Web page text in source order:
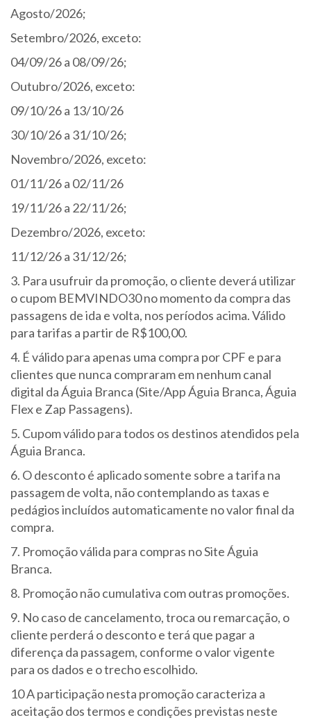
Agosto/2026;
Setembro/2026, exceto:
04/09/26 a 08/09/26;
Outubro/2026, exceto:
09/10/26 a 13/10/26
30/10/26 a 31/10/26;
Novembro/2026, exceto:
01/11/26 a 02/11/26
19/11/26 a 22/11/26;
Dezembro/2026, exceto:
11/12/26 a 31/12/26;
3. Para usufruir da promoção, o cliente deverá utilizar
o cupom BEMVINDO30 no momento da compra das
passagens de ida e volta, nos períodos acima. Válido
para tarifas a partir de R$100,00.
4. É válido para apenas uma compra por CPF e para
clientes que nunca compraram em nenhum canal
digital da Águia Branca (Site/App Águia Branca, Águia
Flex e Zap Passagens).
5. Cupom válido para todos os destinos atendidos pela
Águia Branca.
6. O desconto é aplicado somente sobre a tarifa na
passagem de volta, não contemplando as taxas e
pedágios incluídos automaticamente no valor final da
compra.
7. Promoção válida para compras no Site Águia
Branca.
8. Promoção não cumulativa com outras promoções.
9. No caso de cancelamento, troca ou remarcação, o
cliente perderá o desconto e terá que pagar a
diferença da passagem, conforme o valor vigente
para os dados e o trecho escolhido.
10 A participação nesta promoção caracteriza a
aceitação dos termos e condições previstas neste